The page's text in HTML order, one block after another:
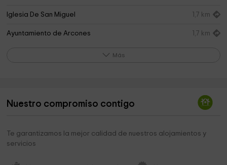
Iglesia De San Miguel 1,7 km
Ayuntamiento de Arcones 1,7 km
Ruinas De La Iglesia De San Bartolomé
la fragua de Paco 3,5 km
recreativo el Bardal Park
Más
Nuestro compromiso contigo
Te garantizamos la mejor calidad de nuestros alojamientos y
servicios